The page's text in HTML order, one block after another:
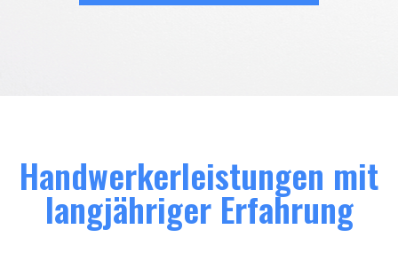
Handwerkerleistungen mit
langjähriger Erfahrung